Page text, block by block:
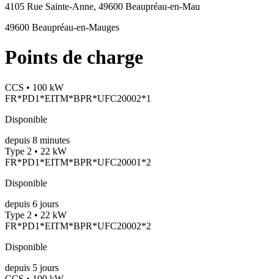
4105 Rue Sainte-Anne, 49600 Beaupréau-en-Mau
49600 Beaupréau-en-Mauges
Points de charge
CCS • 100 kW
FR*PD1*EITM*BPR*UFC20002*1
Disponible
depuis 8 minutes
Type 2 • 22 kW
FR*PD1*EITM*BPR*UFC20001*2
Disponible
depuis 6 jours
Type 2 • 22 kW
FR*PD1*EITM*BPR*UFC20002*2
Disponible
depuis 5 jours